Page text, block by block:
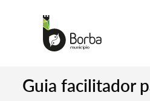
Guia facilitador